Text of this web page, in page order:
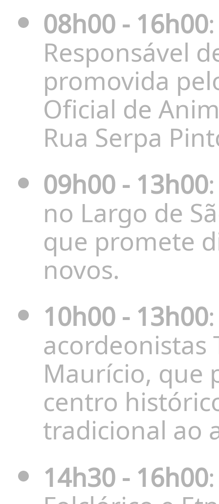
08h00 - 16h00
Responsável
promovida
Oficial de
Rua Serpa
09h00 - 13h00
no Largo de
que promete
novos.
10h00 - 13h00
acordeonistas
Maurício, que
centro
tradicional ao
14h30 - 16h00